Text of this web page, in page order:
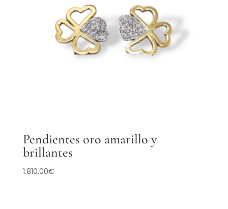
Pendientes oro amarillo y
brillantes
1.810,00€